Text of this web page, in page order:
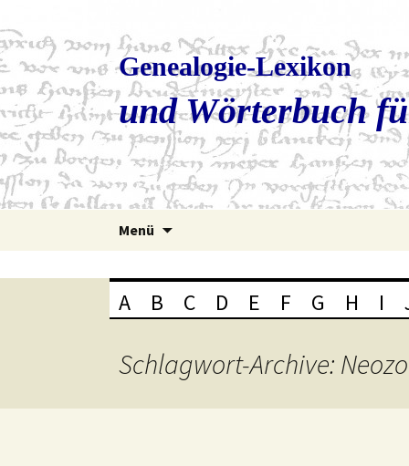
Genealogie-Lexikon
und Wörterbuch
Menü
A B C D E F G H I
Schlagwort-Archive: